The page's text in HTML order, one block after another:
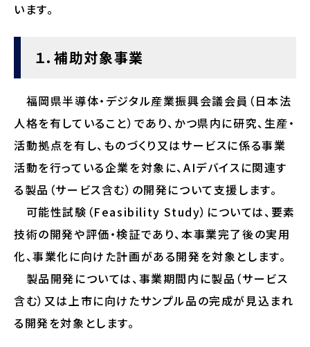
います。
１．補助対象事業
福岡県半導体・デジタル産業振興会議会員（日本法
人格を有していること）であり、かつ県内に研究、生産・
活動拠点を有し、ものづくり又はサービスに係る事業
活動を行っている企業を対象に、AIデバイスに関連す
る製品（サービス含む）の開発について支援します。
可能性試験（Feasibility Study）については、要素
技術の開発や評価・検証であり、本事業完了後の実用
化、事業化に向けた計画がある開発を対象とします。
製品開発については、事業期間内に製品（サービス
含む）又は上市に向けたサンプル品の完成が見込まれ
る開発を対象とします。